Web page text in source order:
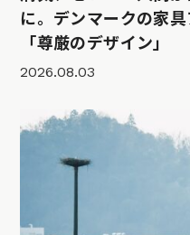
に。デンマークの家
「尊厳のデザイン」
2026.08.03